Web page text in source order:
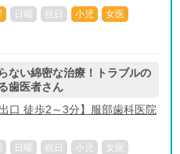
日曜 祝日 小児
女医
ない綿密な治療！トラブルの
歯医者さん
口 徒歩2～3分】服部歯科医院
日曜 祝日 小児
女医